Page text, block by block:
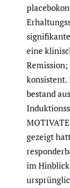
eine
bestand
gezeigt
im Hinblick